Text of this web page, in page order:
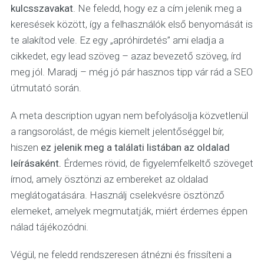
kulcsszavakat. Ne feledd, hogy ez a cím jelenik meg a
keresések között, így a felhasználók első benyomását is
te alakítod vele. Ez egy „apróhirdetés” ami eladja a
cikkedet, egy lead szöveg – azaz bevezető szöveg, írd
meg jól. Maradj – még jó pár hasznos tipp vár rád a SEO
útmutató során.
A meta description ugyan nem befolyásolja közvetlenül
a rangsorolást, de mégis kiemelt jelentőséggel bír,
hiszen ez jelenik meg a találati listában az oldalad
leírásaként. Érdemes rövid, de figyelemfelkeltő szöveget
írnod, amely ösztönzi az embereket az oldalad
meglátogatására. Használj cselekvésre ösztönző
elemeket, amelyek megmutatják, miért érdemes éppen
nálad tájékozódni.
Végül, ne feledd rendszeresen átnézni és frissíteni a